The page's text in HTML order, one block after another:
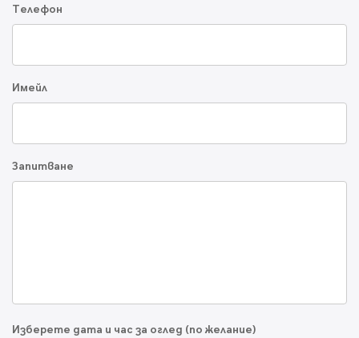
Телефон
Имейл
Запитване
Изберете дата и час за оглед (по желание)